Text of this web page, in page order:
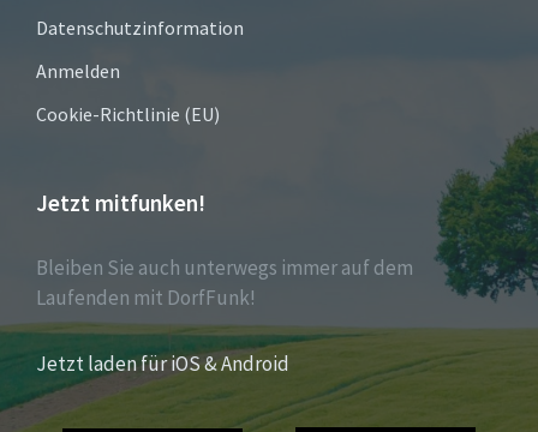
Datenschutzinformation
Anmelden
Cookie-Richtlinie (EU)
Jetzt mitfunken!
Bleiben Sie auch unterwegs immer auf dem
Laufenden mit DorfFunk!
Jetzt laden für iOS & Android